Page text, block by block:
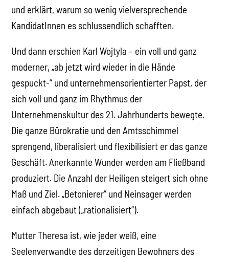
und erklärt, warum so wenig vielversprechende
KandidatInnen es schlussendlich schafften.
Und dann erschien Karl Wojtyla – ein voll und ganz
moderner, „ab jetzt wird wieder in die Hände
gespuckt-“ und unternehmensorientierter Papst, der
sich voll und ganz im Rhythmus der
Unternehmenskultur des 21. Jahrhunderts bewegte.
Die ganze Bürokratie und den Amtsschimmel
sprengend, liberalisiert und flexibilisiert er das ganze
Geschäft. Anerkannte Wunder werden am Fließband
produziert. Die Anzahl der Heiligen steigert sich ohne
Maß und Ziel. „Betonierer“ und Neinsager werden
einfach abgebaut („rationalisiert“).
Mutter Theresa ist, wie jeder weiß, eine
Seelenverwandte des derzeitigen Bewohners des